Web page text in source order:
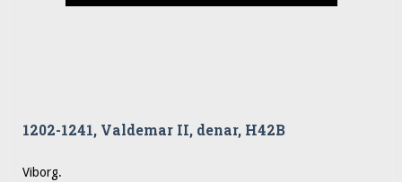
1202-1241, Valdemar II, denar, H42B
Viborg.